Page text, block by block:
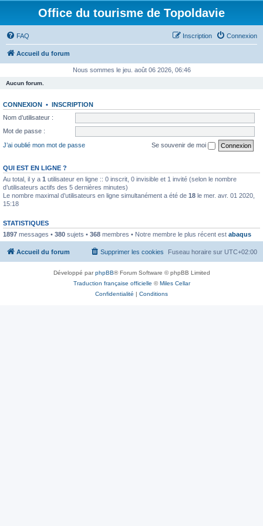
Office du tourisme de Topoldavie
FAQ Connexion
Inscription
Accueil du forum
Nous sommes le jeu. août 06 2026, 06:46
Aucun forum.
CONNEXION • INSCRIPTION
Nom d’utilisateur :
Mot de passe :
J’ai oublié mon mot de passe
Se souvenir de moi
QUI EST EN LIGNE ?
Au total, il y a 1 utilisateur en ligne :: 0 inscrit, 0 invisible et 1 invité (selon le nombre
d’utilisateurs actifs des 5 dernières minutes)
Le nombre maximal d’utilisateurs en ligne simultanément a été de 18 le mer. avr. 01 2020,
15:18
STATISTIQUES
1897 messages • 380 sujets • 368 membres • Notre membre le plus récent est abaqus
Accueil du forum Fuseau horaire sur UTC+02:00
Supprimer les cookies
Développé parphpBB® Forum Software © phpBB Limited
Traduction française officielle ©Miles Cellar
Confidentialité | Conditions